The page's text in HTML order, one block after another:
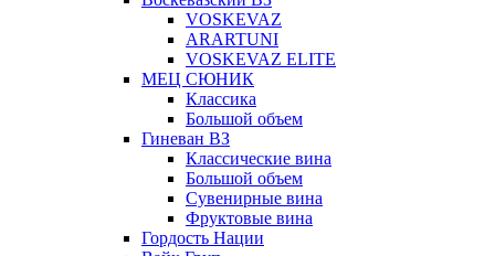
VOSKEVAZ
ARARTUNI
VOSKEVAZ ELITE
МЕЦ СЮНИК
Классика
Большой объем
Гиневан ВЗ
Классические вина
Большой объем
Сувенирные вина
Фруктовые вина
Гордость Нации